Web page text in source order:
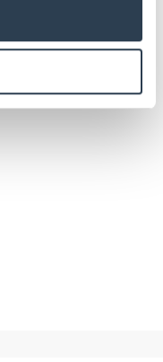
from your use
Datenschutz